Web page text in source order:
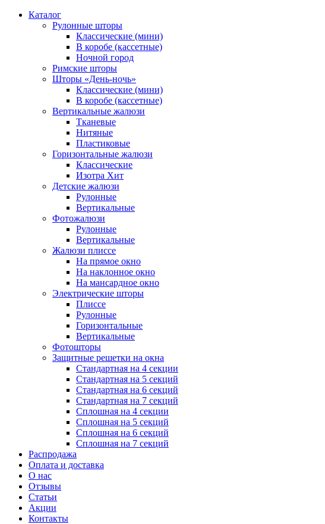
Каталог
Рулонные шторы
Классические (мини)
В коробе (кассетные)
Ночной город
Римские шторы
Шторы «День-ночь»
Классические (мини)
В коробе (кассетные)
Вертикальные жалюзи
Тканевые
Нитяные
Пластиковые
Горизонтальные жалюзи
Классические
Изотра Хит
Детские жалюзи
Рулонные
Вертикальные
Фотожалюзи
Рулонные
Вертикальные
Жалюзи плиссе
На прямое окно
На наклонное окно
На мансардное окно
Электрические шторы
Плиссе
Рулонные
Горизонтальные
Вертикальные
Фотошторы
Защитные решетки на окна
Стандартная на 4 секции
Стандартная на 5 секций
Стандартная на 6 секций
Стандартная на 7 секций
Сплошная на 4 секции
Сплошная на 5 секций
Сплошная на 6 секций
Сплошная на 7 секций
Распродажа
Оплата и доставка
О нас
Отзывы
Статьи
Акции
Контакты